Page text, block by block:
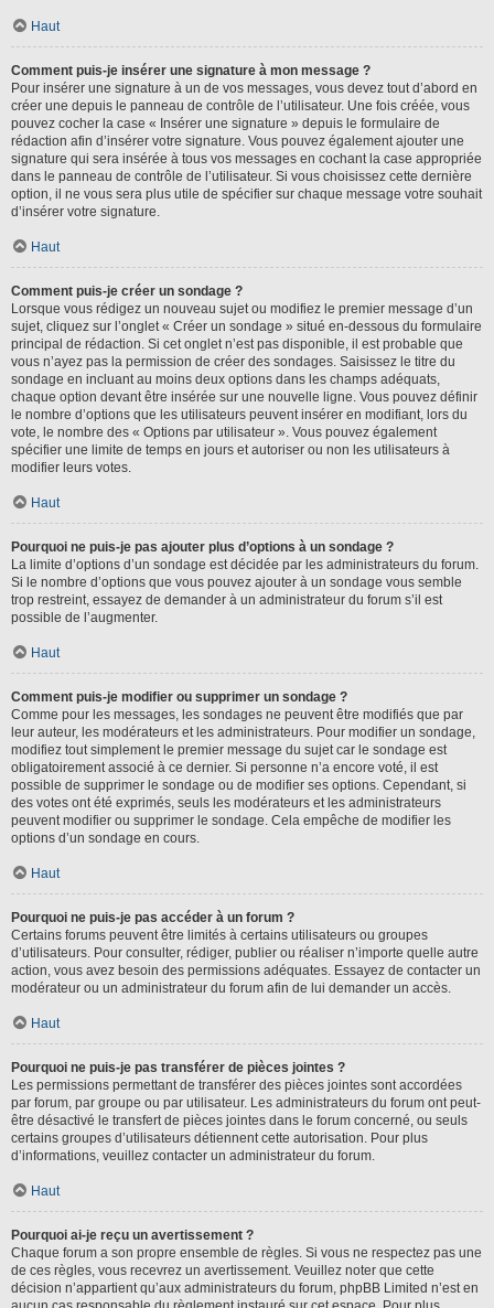
Haut
Comment puis-je insérer une signature à mon message ?
Pour insérer une signature à un de vos messages, vous devez tout d’abord en
créer une depuis le panneau de contrôle de l’utilisateur. Une fois créée, vous
pouvez cocher la case « Insérer une signature » depuis le formulaire de
rédaction afin d’insérer votre signature. Vous pouvez également ajouter une
signature qui sera insérée à tous vos messages en cochant la case appropriée
dans le panneau de contrôle de l’utilisateur. Si vous choisissez cette dernière
option, il ne vous sera plus utile de spécifier sur chaque message votre souhait
d’insérer votre signature.
Haut
Comment puis-je créer un sondage ?
Lorsque vous rédigez un nouveau sujet ou modifiez le premier message d’un
sujet, cliquez sur l’onglet « Créer un sondage » situé en-dessous du formulaire
principal de rédaction. Si cet onglet n’est pas disponible, il est probable que
vous n’ayez pas la permission de créer des sondages. Saisissez le titre du
sondage en incluant au moins deux options dans les champs adéquats,
chaque option devant être insérée sur une nouvelle ligne. Vous pouvez définir
le nombre d’options que les utilisateurs peuvent insérer en modifiant, lors du
vote, le nombre des « Options par utilisateur ». Vous pouvez également
spécifier une limite de temps en jours et autoriser ou non les utilisateurs à
modifier leurs votes.
Haut
Pourquoi ne puis-je pas ajouter plus d’options à un sondage ?
La limite d’options d’un sondage est décidée par les administrateurs du forum.
Si le nombre d’options que vous pouvez ajouter à un sondage vous semble
trop restreint, essayez de demander à un administrateur du forum s’il est
possible de l’augmenter.
Haut
Comment puis-je modifier ou supprimer un sondage ?
Comme pour les messages, les sondages ne peuvent être modifiés que par
leur auteur, les modérateurs et les administrateurs. Pour modifier un sondage,
modifiez tout simplement le premier message du sujet car le sondage est
obligatoirement associé à ce dernier. Si personne n’a encore voté, il est
possible de supprimer le sondage ou de modifier ses options. Cependant, si
des votes ont été exprimés, seuls les modérateurs et les administrateurs
peuvent modifier ou supprimer le sondage. Cela empêche de modifier les
options d’un sondage en cours.
Haut
Pourquoi ne puis-je pas accéder à un forum ?
Certains forums peuvent être limités à certains utilisateurs ou groupes
d’utilisateurs. Pour consulter, rédiger, publier ou réaliser n’importe quelle autre
action, vous avez besoin des permissions adéquates. Essayez de contacter un
modérateur ou un administrateur du forum afin de lui demander un accès.
Haut
Pourquoi ne puis-je pas transférer de pièces jointes ?
Les permissions permettant de transférer des pièces jointes sont accordées
par forum, par groupe ou par utilisateur. Les administrateurs du forum ont peut-
être désactivé le transfert de pièces jointes dans le forum concerné, ou seuls
certains groupes d’utilisateurs détiennent cette autorisation. Pour plus
d’informations, veuillez contacter un administrateur du forum.
Haut
Pourquoi ai-je reçu un avertissement ?
Chaque forum a son propre ensemble de règles. Si vous ne respectez pas une
de ces règles, vous recevrez un avertissement. Veuillez noter que cette
décision n’appartient qu’aux administrateurs du forum, phpBB Limited n’est en